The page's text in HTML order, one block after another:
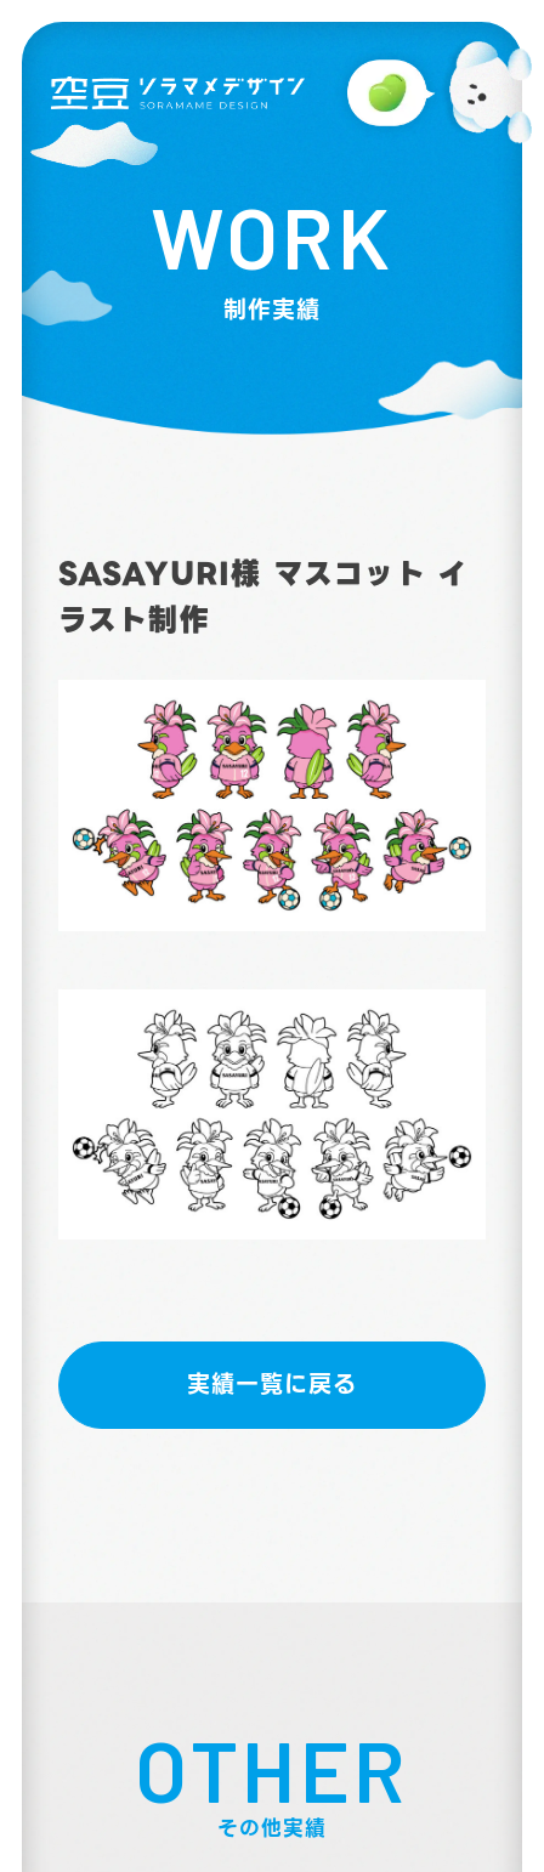
WORK
制作実績
SASAYURI様 マスコット イ
ラスト制作
実績一覧に戻る
OTHER
その他実績